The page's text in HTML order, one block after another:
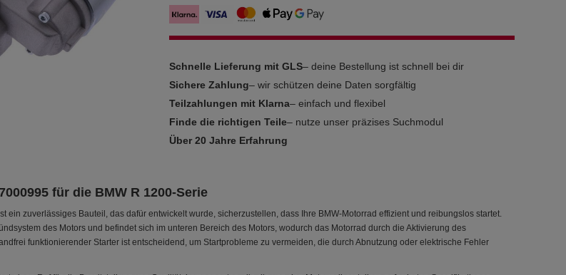
Schnelle Lieferung mit GLS– deine Bestellung ist schnell bei dir
Sichere Zahlung– wir schützen deine Daten sorgfältig
Teilzahlungen mit Klarna– einfach und flexibel
Finde die richtigen Teile– nutze unser präzises Suchmodul
Über 20 Jahre Erfahrung
für die BMW R 1200-Serie
ein zuverlässiges Bauteil, das dafür entwickelt wurde, sicherzustellen, dass Ihre BMW-Motorrad effizient und reibungslos startet.
des Motors und befindet sich im unteren Bereich des Motors, wodurch das Motorrad durch die Aktivierung des
funktionierender Starter ist entscheidend, um Startprobleme zu vermeiden, die durch Abnutzung oder elektrische Fehler